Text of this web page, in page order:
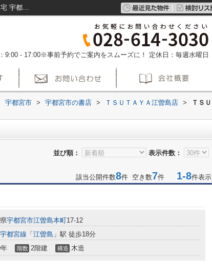
ＴＳＵＴＡＹＡ江曽島店周辺の物件一覧｜宇都宮市のファミリー向け賃貸｜株式会社三和住宅 宇都宮平松本町店
9:00 - 17:00※事前予約でご案内をスムーズに！ 定休日：毎週水曜日
宇都宮市 > 宇都宮市の書店 > ＴＳＵＴＡＹＡ江曽島店 >
ＴＳＵ
並び順： 表示件数：
該当公開件数8件 空き数7件 1-8件表示
宇都宮市江曽島本町17-12
都宮線 「 江曽島 」駅 徒歩18分
階数 2階建 構造 木造